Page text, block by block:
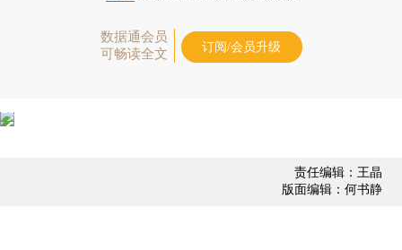
数据通会员
可畅读全文
订阅/会员升级
责任编辑：王晶
版面编辑：何书静